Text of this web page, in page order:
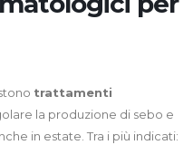
trattamenti
la produzione di sebo e
in estate. Tra i più indicati: